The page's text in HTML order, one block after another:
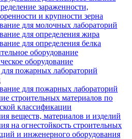
зараженности,
и крупности зерна
для молочных лабораторий
для определения жира
для определения белка
оборудование
оборудование
пожарных лабораторий
для пожарных лабораторий
строительных материалов по
классификации
веществ, материалов и изделий
на огнестойкость строительных
и инженерного оборудования